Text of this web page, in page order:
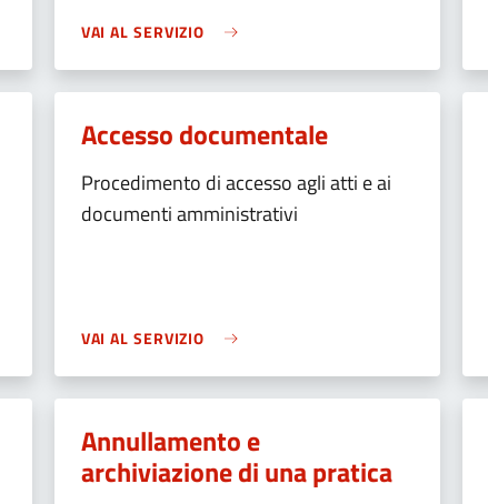
VAI AL SERVIZIO
Accesso documentale
Procedimento di accesso agli atti e ai
documenti amministrativi
VAI AL SERVIZIO
Annullamento e
archiviazione di una pratica